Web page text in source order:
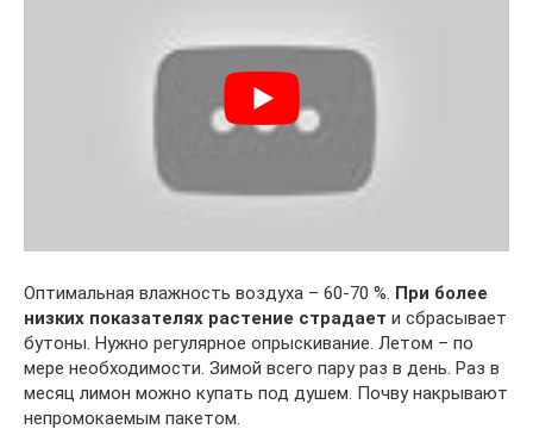
Оптимальная влажность воздуха – 60-70 %. При более
низких показателях растение страдает и сбрасывает
бутоны. Нужно регулярное опрыскивание. Летом – по
мере необходимости. Зимой всего пару раз в день. Раз в
месяц лимон можно купать под душем. Почву накрывают
непромокаемым пакетом.